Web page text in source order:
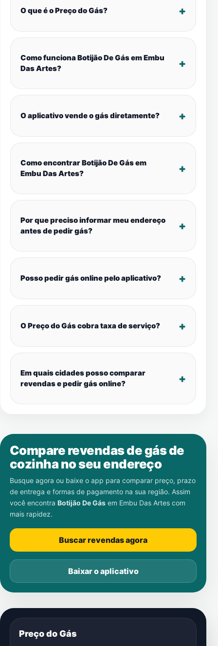
O que é o Preço do Gás?
Como funciona Botijão De Gás em Embu
Das Artes?
O aplicativo vende o gás diretamente?
Como encontrar Botijão De Gás em
Embu Das Artes?
Por que preciso informar meu endereço
antes de pedir gás?
Posso pedir gás online pelo aplicativo?
O Preço do Gás cobra taxa de serviço?
Em quais cidades posso comparar
revendas e pedir gás online?
Compare revendas de gás de
cozinha no seu endereço
Busque agora ou baixe o app para comparar preço, prazo
de entrega e formas de pagamento na sua região. Assim
você encontra Botijão De Gás em Embu Das Artes com
mais rapidez.
Buscar revendas agora
Baixar o aplicativo
Preço do Gás